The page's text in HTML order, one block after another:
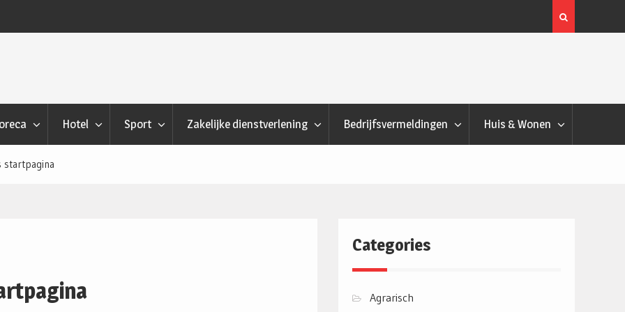
in zijn werk?
Bevindingen
Hotel Sport Zakelijke dienstverlening Bedrijfsvermeldingen Huis & Wonen
startpagina
Categories
Agrarisch